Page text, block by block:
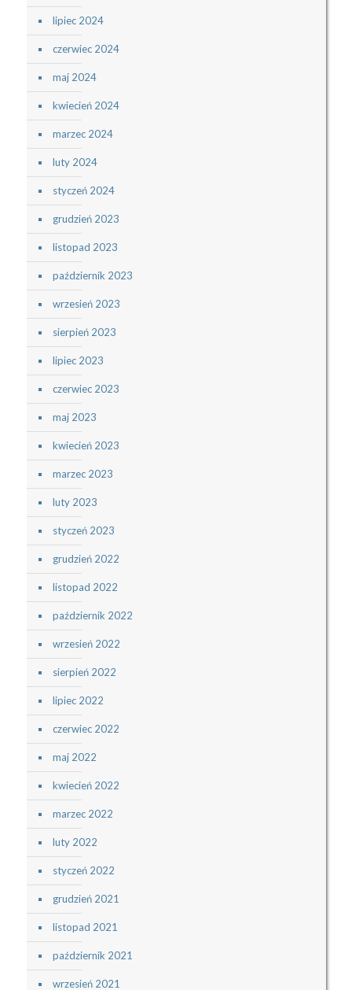
lipiec 2024
czerwiec 2024
maj 2024
kwiecień 2024
marzec 2024
luty 2024
styczeń 2024
grudzień 2023
listopad 2023
październik 2023
wrzesień 2023
sierpień 2023
lipiec 2023
czerwiec 2023
maj 2023
kwiecień 2023
marzec 2023
luty 2023
styczeń 2023
grudzień 2022
listopad 2022
październik 2022
wrzesień 2022
sierpień 2022
lipiec 2022
czerwiec 2022
maj 2022
kwiecień 2022
marzec 2022
luty 2022
styczeń 2022
grudzień 2021
listopad 2021
październik 2021
wrzesień 2021